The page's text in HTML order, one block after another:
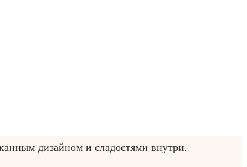
дизайном и сладостями внутри.